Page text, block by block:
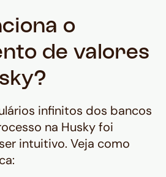
o
de valores
infinitos dos bancos
na Husky foi
intuitivo. Veja como